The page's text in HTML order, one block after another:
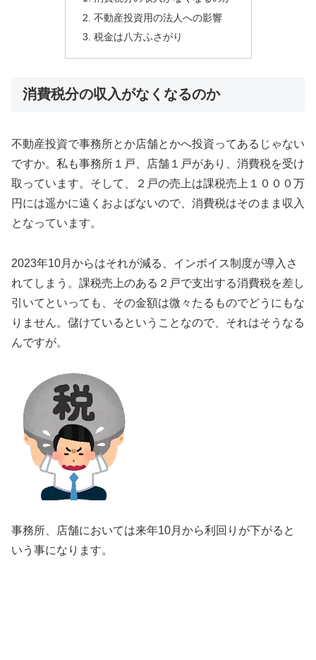
不動産投資用の法人への影響
税金は八方ふさがり
消費税分の収入がなくなるのか
不動産投資で事務所とか店舗とかへ投資ってあるじゃない
ですか。私も事務所１戸、店舗１戸があり、消費税を受け
取っています。そして、２戸の売上は課税売上１０００万
円には遥かに遠くおよばないので、消費税はそのまま収入
となっています。
2023年10月からはそれが減る、インボイス制度が導入さ
れてしまう。課税売上のある２戸で支出する消費税を差し
引いてといっても、その金額は微々たるものでどうにもな
りません。儲けているということなので、それはそうなる
んですが。
事務所、店舗においては来年10月から利回りが下がると
いう事になります。